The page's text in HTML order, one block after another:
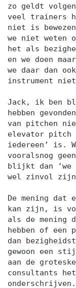
zo geldt
veel trainers
niet is
we niet weten
het als
en we doen
we daar dan
instrument niet
Jack, ik ben
hebben
van pitchen
elevator pitch
iedereen’ is.
vooralsnog
blijkt dan ‘we
wel zinvol
De mening
kan zijn, is
als de mening
hebben of
dan
gewoon een
aan de
consultants
onderschrijven.